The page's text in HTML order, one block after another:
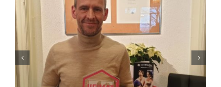
Lüdenscheid Live mit Ingo
Starink